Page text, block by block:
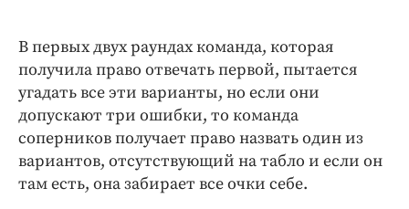
В первых двух раундах команда, которая
получила право отвечать первой, пытается
угадать все эти варианты, но если они
допускают три ошибки, то команда
соперников получает право назвать один из
вариантов, отсутствующий на табло и если он
там есть, она забирает все очки себе.